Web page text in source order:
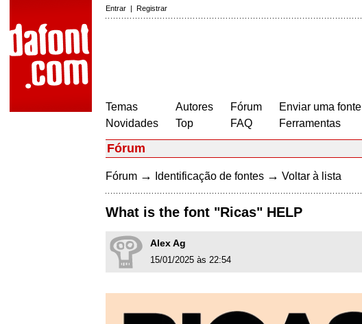
Entrar | Registrar
Temas
Novidades
Autores
Top
Fórum
FAQ
Enviar uma fonte
Ferramentas
Fórum
Fórum → Identificação de fontes → Voltar à lista
What is the font "Ricas" HELP
Alex Ag
15/01/2025 às 22:54